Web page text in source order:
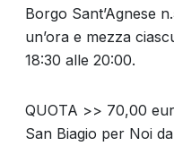
Borgo Sant’Agnese
un’ora e mezza
18:30 alle 20:00.
QUOTA >> 70,00
San Biagio per Noi